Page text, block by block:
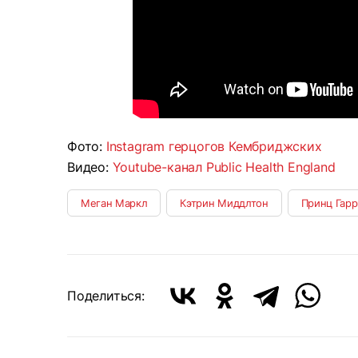
Фото: Instagram герцогов Кембриджских
Видео: Youtube-канал Public Health England
Меган Маркл Кэтрин Миддлтон Принц
Поделиться: